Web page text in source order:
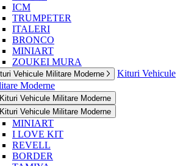
ICM
TRUMPETER
ITALERI
BRONCO
MINIART
ZOUKEI MURA
Vehicule Militare Moderne
Kituri Vehicule
Moderne
Kituri Vehicule Militare Moderne
Kituri Vehicule Militare Moderne
MINIART
I LOVE KIT
REVELL
BORDER